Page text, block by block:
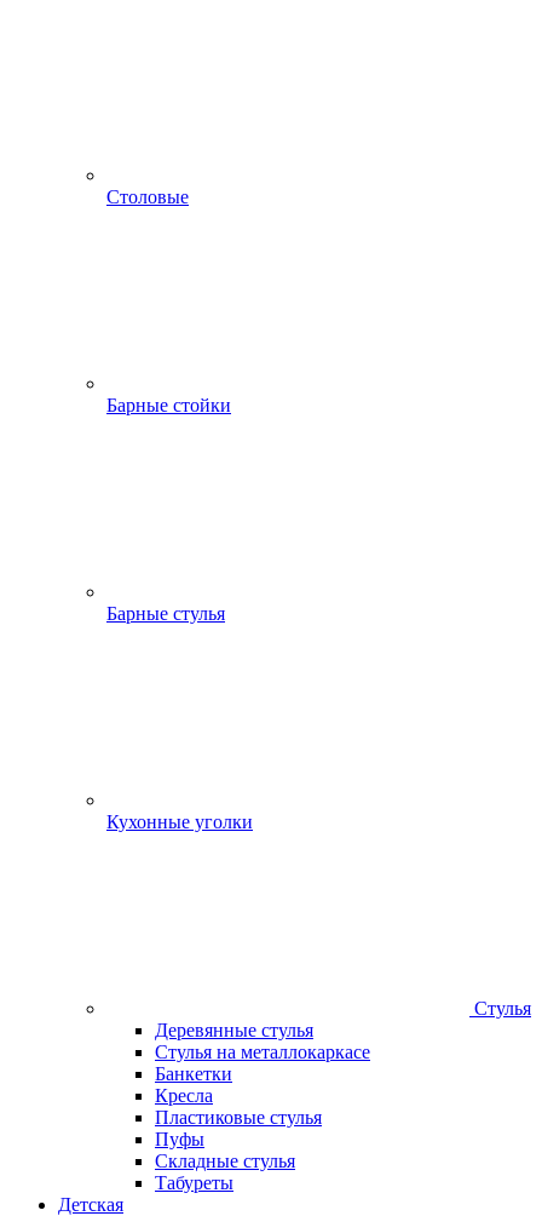
Столовые
Барные стойки
Барные стулья
Кухонные уголки
Стулья
Деревянные стулья
Стулья на металлокаркасе
Банкетки
Кресла
Пластиковые стулья
Пуфы
Складные стулья
Табуреты
Детская